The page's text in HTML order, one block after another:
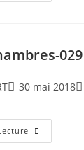
029
30 mai 2018